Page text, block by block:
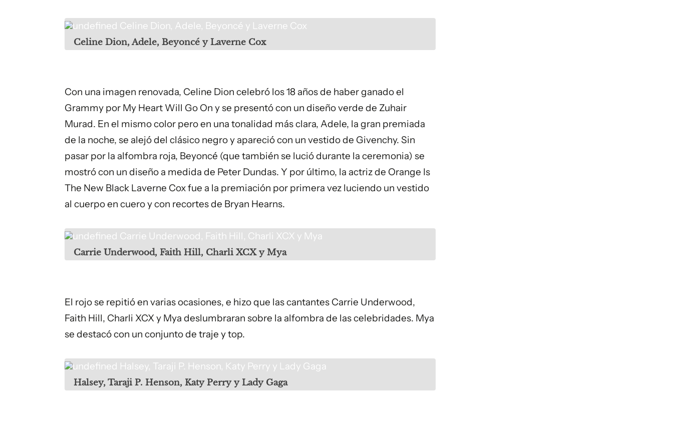
undefined Celine Dion, Adele, Beyoncé y Laverne Cox
Celine Dion, Adele, Beyoncé y Laverne Cox
Con una imagen renovada, Celine Dion celebró los 18 años de haber ganado el
Grammy por My Heart Will Go On y se presentó con un diseño verde de Zuhair
Murad. En el mismo color pero en una tonalidad más clara, Adele, la gran premiada
de la noche, se alejó del clásico negro y apareció con un vestido de Givenchy. Sin
pasar por la alfombra roja, Beyoncé (que también se lució durante la ceremonia) se
mostró con un diseño a medida de Peter Dundas. Y por último, la actriz de Orange Is
The New Black Laverne Cox fue a la premiación por primera vez luciendo un vestido
al cuerpo en cuero y con recortes de Bryan Hearns.
undefined Carrie Underwood, Faith Hill, Charli XCX y Mya
Carrie Underwood, Faith Hill, Charli XCX y Mya
El rojo se repitió en varias ocasiones, e hizo que las cantantes Carrie Underwood,
Faith Hill, Charli XCX y Mya deslumbraran sobre la alfombra de las celebridades. Mya
se destacó con un conjunto de traje y top.
undefined Halsey, Taraji P. Henson, Katy Perry y Lady Gaga
Halsey, Taraji P. Henson, Katy Perry y Lady Gaga